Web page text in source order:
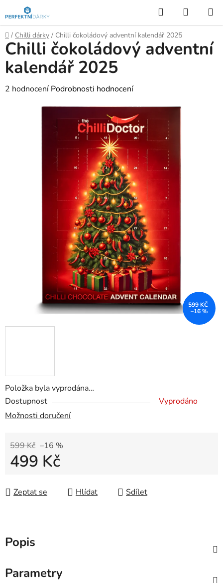
na
obsah
Hledat
KOŠÍK
Domů
/ Chilli dárky / Chilli čokoládový adventní kalendář 2025
Položka byla vyprodána…
Dostupnost
Vyprodáno
Možnosti doručení
599 Kč –16 %
499 Kč
Zeptat se
Hlídat Sdílet
Chilli čokoládový adventní
kalendář 2025
Průměrné
2 hodnocení Podrobnosti hodnocení
599 KČ
–16 %
Popis
Parametry